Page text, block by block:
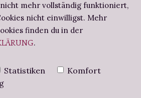
BRIEFEAUF
–
mehr vollständig funktioniert,
nicht einwilligst. Mehr
finden du in der
.
Statistiken
Komfort